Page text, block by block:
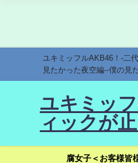
ユキミッフルAKB46！-二
見たかった夜空編--僕の見
ユキミッ
ィックが
腐女子＜お客様皆